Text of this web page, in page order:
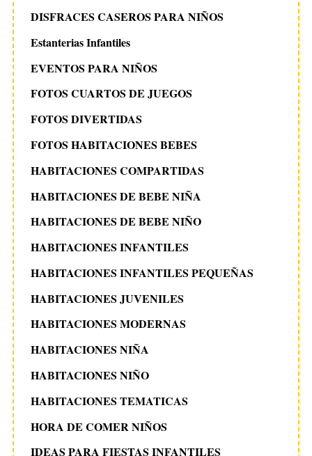
DISFRACES CASEROS PARA NIÑOS
Estanterias Infantiles
EVENTOS PARA NIÑOS
FOTOS CUARTOS DE JUEGOS
FOTOS DIVERTIDAS
FOTOS HABITACIONES BEBES
HABITACIONES COMPARTIDAS
HABITACIONES DE BEBE NIÑA
HABITACIONES DE BEBE NIÑO
HABITACIONES INFANTILES
HABITACIONES INFANTILES PEQUEÑAS
HABITACIONES JUVENILES
HABITACIONES MODERNAS
HABITACIONES NIÑA
HABITACIONES NIÑO
HABITACIONES TEMATICAS
HORA DE COMER NIÑOS
IDEAS PARA FIESTAS INFANTILES